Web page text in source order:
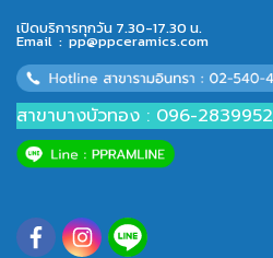
เปิดบริการทุกวัน 7.30-17.30 น.
Email : pp@ppceramics.com
สาขาบางบัวทอง : 096-2839952